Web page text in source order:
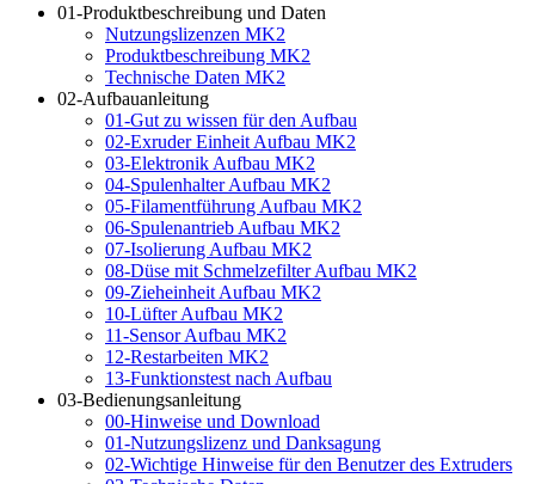
01-Produktbeschreibung und Daten
Nutzungslizenzen MK2
Produktbeschreibung MK2
Technische Daten MK2
02-Aufbauanleitung
01-Gut zu wissen für den Aufbau
02-Exruder Einheit Aufbau MK2
03-Elektronik Aufbau MK2
04-Spulenhalter Aufbau MK2
05-Filamentführung Aufbau MK2
06-Spulenantrieb Aufbau MK2
07-Isolierung Aufbau MK2
08-Düse mit Schmelzefilter Aufbau MK2
09-Zieheinheit Aufbau MK2
10-Lüfter Aufbau MK2
11-Sensor Aufbau MK2
12-Restarbeiten MK2
13-Funktionstest nach Aufbau
03-Bedienungsanleitung
00-Hinweise und Download
01-Nutzungslizenz und Danksagung
02-Wichtige Hinweise für den Benutzer des Extruders